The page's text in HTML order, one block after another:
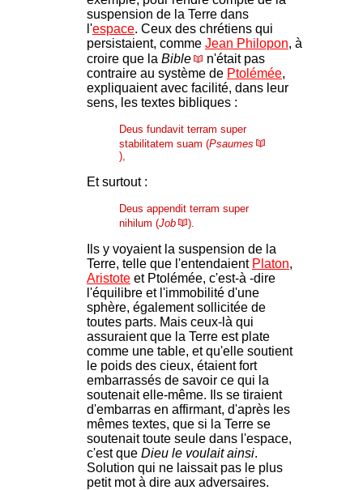
suspension de la Terre dans
l'espace. Ceux des chrétiens qui
persistaient, comme Jean Philopon, à
croire que la Bible
n'était pas
contraire au système de Ptolémée,
expliquaient avec facilité, dans leur
sens, les textes bibliques :
Deus fundavit terram super
stabilitatem suam (Psaumes
),
Et surtout :
Deus appendit terram super
nihilum (Job ).
Ils y voyaient la suspension de la
Terre, telle que l'entendaient Platon,
Aristote et Ptolémée, c'est-à -dire
l'équilibre et l'immobilité d'une
sphère, également sollicitée de
toutes parts. Mais ceux-là qui
assuraient que la Terre est plate
comme une table, et qu'elle soutient
le poids des cieux, étaient fort
embarrassés de savoir ce qui la
soutenait elle-même. Ils se tiraient
d'embarras en affirmant, d'après les
mêmes textes, que si la Terre se
soutenait toute seule dans l'espace,
c'est que Dieu le voulait ainsi.
Solution qui ne laissait pas le plus
petit mot à dire aux adversaires.